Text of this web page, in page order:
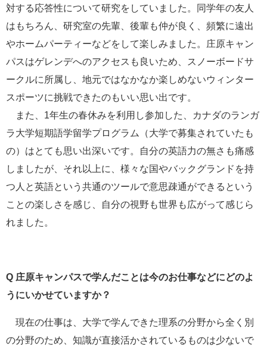
対する応答性について研究をしていました。同学年の友人
はもちろん、研究室の先輩、後輩も仲が良く、頻繁に遠出
やホームパーティーなどをして楽しみました。庄原キャン
パスはゲレンデへのアクセスも良いため、スノーボードサ
ークルに所属し、地元ではなかなか楽しめないウィンター
スポーツに挑戦できたのもいい思い出です。
また、1年生の春休みを利用し参加した、カナダのランガ
ラ大学短期語学留学プログラム（大学で募集されていたも
の）はとても思い出深いです。自分の英語力の無さも痛感
しましたが、それ以上に、様々な国やバックグランドを持
つ人と英語という共通のツールで意思疎通ができるという
ことの楽しさを感じ、自分の視野も世界も広がって感じら
れました。
Q 庄原キャンパスで学んだことは今のお仕事などにどのよ
うにいかせていますか？
現在の仕事は、大学で学んできた理系の分野から全く別
の分野のため、知識が直接活かされているものは少ないで